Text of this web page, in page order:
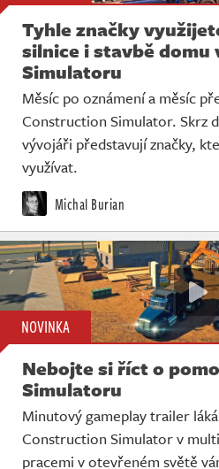
Tyhle značky
silnice i stavbě domu
Simulatoru
Měsíc po oznámení a měsíc
Construction Simulator. Skrz
vývojáři představují značky,
využívat.
Michal Burian
NOVINKA
Nebojte si říct o
Simulatoru
Minutový gameplay trailer
Construction Simulator v
pracemi v otevřeném světě